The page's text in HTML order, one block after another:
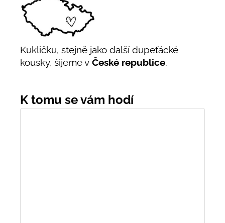
Kukličku, stejně jako další dupeťácké
kousky, šijeme v České republice.